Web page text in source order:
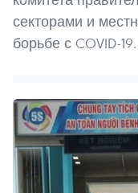
секторами и
борьбе с COVID-19.